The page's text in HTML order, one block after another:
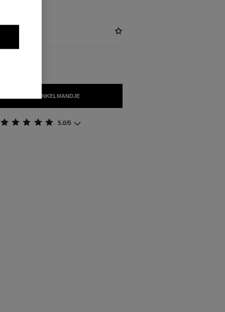
AAN WINKELMANDJE
5.0/5